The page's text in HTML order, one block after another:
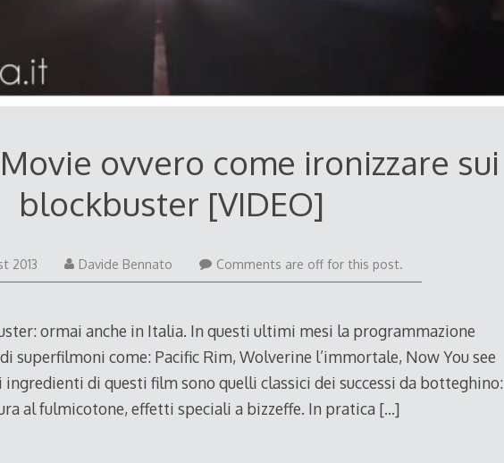
ovvero come ironizzare sui
blockbuster [VIDEO]
2013
August
Davide Bennato Comments are off for this post.
ormai anche in Italia. In questi ultimi mesi la programmazione
superfilmoni come: Pacific Rim, Wolverine l’immortale, Now You see
ingredienti di questi film sono quelli classici dei successi da botteghino:
al fulmicotone, effetti speciali a bizzeffe. In pratica […]